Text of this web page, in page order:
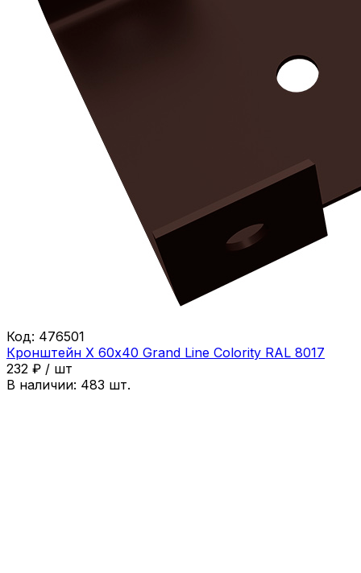
Код: 476501
Кронштейн Х 60х40 Grand Line Colority RAL 8017
232 ₽ / шт
В наличии: 483 шт.